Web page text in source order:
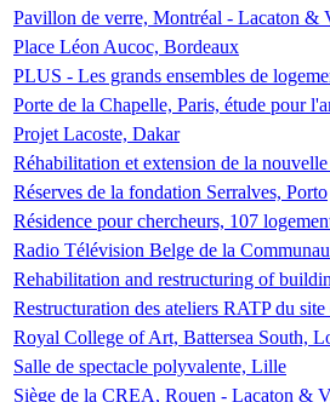
Pavillon de verre, Montréal - Lacaton &
Place Léon Aucoc, Bordeaux
PLUS - Les grands ensembles de
Porte de la Chapelle, Paris, étude pour
Projet Lacoste, Dakar
Réhabilitation et extension de la
Réserves de la fondation Serralves, Porto
Résidence pour chercheurs, 107
Radio Télévision Belge de la
Rehabilitation and restructuring of
Restructuration des ateliers RATP du
Royal College of Art, Battersea South,
Salle de spectacle polyvalente, Lille
Siège de la CREA, Rouen - Lacaton &